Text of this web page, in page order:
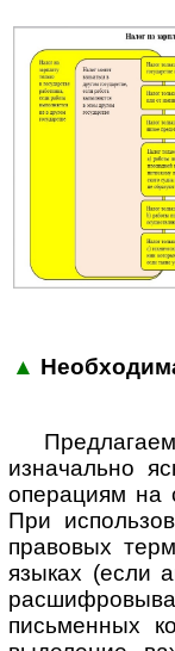
▲
изначально
операциям на
При
правовых
языках (если
письменных